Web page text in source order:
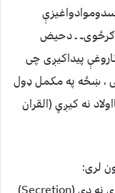
ـ دحیض
پیداکیږی چی
، ښځه په مکمل ډول
نه کیږیٍ (القران
لری: